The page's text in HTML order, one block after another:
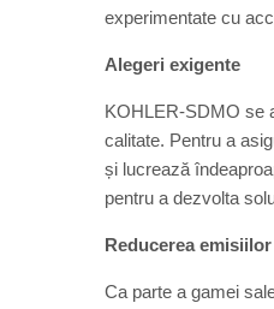
experimentate cu
Alegeri exigente
KOHLER-SDMO se
calitate. Pentru a
și lucrează
pentru a dezvolta
Reducerea
Ca parte a gamei